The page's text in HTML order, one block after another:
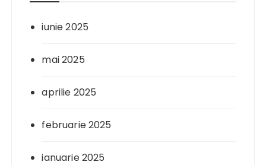
iunie 2025
mai 2025
aprilie 2025
februarie 2025
ianuarie 2025